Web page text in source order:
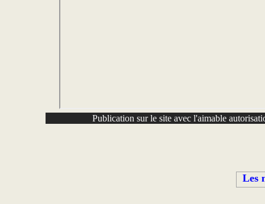
Publication sur le site avec l'aimable
Les